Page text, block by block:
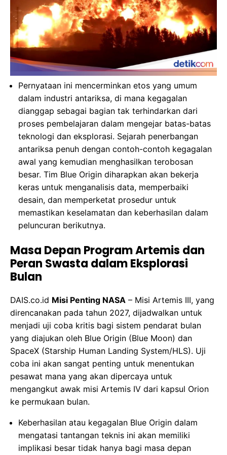
Pernyataan ini mencerminkan etos yang umum
dalam industri antariksa, di mana kegagalan
dianggap sebagai bagian tak terhindarkan dari
proses pembelajaran dalam mengejar batas-batas
teknologi dan eksplorasi. Sejarah penerbangan
antariksa penuh dengan contoh-contoh kegagalan
awal yang kemudian menghasilkan terobosan
besar. Tim Blue Origin diharapkan akan bekerja
keras untuk menganalisis data, memperbaiki
desain, dan memperketat prosedur untuk
memastikan keselamatan dan keberhasilan dalam
peluncuran berikutnya.
Masa Depan Program Artemis dan
Peran Swasta dalam Eksplorasi
Bulan
DAIS.co.id Misi Penting NASA – Misi Artemis III, yang
direncanakan pada tahun 2027, dijadwalkan untuk
menjadi uji coba kritis bagi sistem pendarat bulan
yang diajukan oleh Blue Origin (Blue Moon) dan
SpaceX (Starship Human Landing System/HLS). Uji
coba ini akan sangat penting untuk menentukan
pesawat mana yang akan dipercaya untuk
mengangkut awak misi Artemis IV dari kapsul Orion
ke permukaan bulan.
Keberhasilan atau kegagalan Blue Origin dalam
mengatasi tantangan teknis ini akan memiliki
implikasi besar tidak hanya bagi masa depan